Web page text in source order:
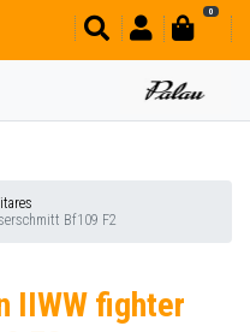
0
Bf109 F2
IIWW fighter